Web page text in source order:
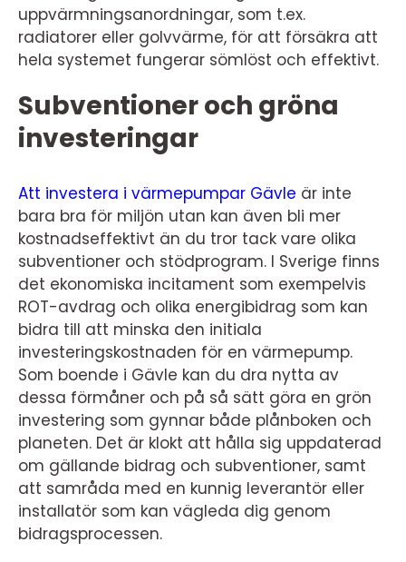
uppvärmningsanordningar, som t.ex.
radiatorer eller golvvärme, för att försäkra att
hela systemet fungerar sömlöst och effektivt.
Subventioner och gröna
investeringar
Att investera i värmepumpar Gävle är inte
bara bra för miljön utan kan även bli mer
kostnadseffektivt än du tror tack vare olika
subventioner och stödprogram. I Sverige finns
det ekonomiska incitament som exempelvis
ROT-avdrag och olika energibidrag som kan
bidra till att minska den initiala
investeringskostnaden för en värmepump.
Som boende i Gävle kan du dra nytta av
dessa förmåner och på så sätt göra en grön
investering som gynnar både plånboken och
planeten. Det är klokt att hålla sig uppdaterad
om gällande bidrag och subventioner, samt
att samråda med en kunnig leverantör eller
installatör som kan vägleda dig genom
bidragsprocessen.